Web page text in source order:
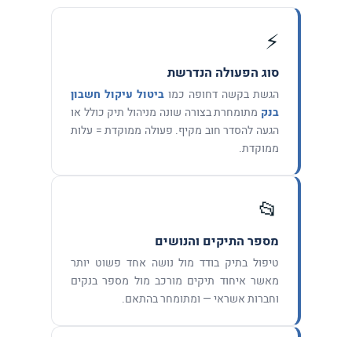
⚡
סוג הפעולה הנדרשת
הגשת בקשה דחופה כמו ביטול עיקול חשבון
בנק מתומחרת בצורה שונה מניהול תיק כולל או
הגעה להסדר חוב מקיף. פעולה ממוקדת = עלות
ממוקדת.
📂
מספר התיקים והנושים
טיפול בתיק בודד מול נושה אחד פשוט יותר
מאשר איחוד תיקים מורכב מול מספר בנקים
וחברות אשראי — ומתומחר בהתאם.